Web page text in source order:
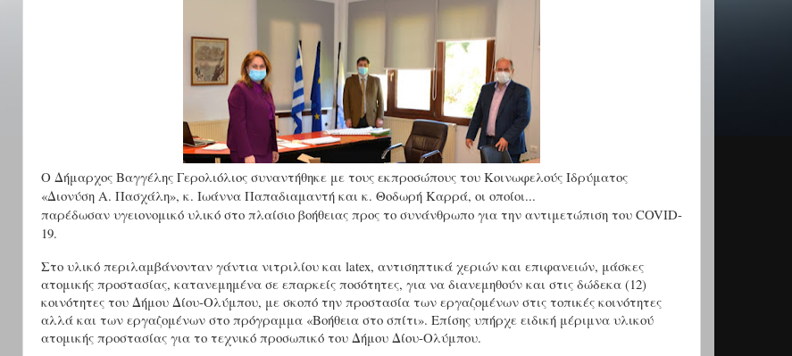
Ο Δήμαρχος Βαγγέλης Γερολιόλιος συναντήθηκε με τους εκπροσώπους του Κοινωφελούς Ιδρύματος
«Διονύση Α. Πασχάλη», κ. Ιωάννα Παπαδιαμαντή και κ. Θοδωρή Καρρά, οι οποίοι...
παρέδωσαν υγειονομικό υλικό στο πλαίσιο βοήθειας προς το συνάνθρωπο για την αντιμετώπιση του COVID-
19.
Στο υλικό περιλαμβάνονταν γάντια νιτριλίου και latex, αντισηπτικά χεριών και επιφανειών, μάσκες
ατομικής προστασίας, κατανεμημένα σε επαρκείς ποσότητες, για να διανεμηθούν και στις δώδεκα (12)
κοινότητες του Δήμου Δίου-Ολύμπου, με σκοπό την προστασία των εργαζομένων στις τοπικές κοινότητες
αλλά και των εργαζομένων στο πρόγραμμα «Βοήθεια στο σπίτι». Επίσης υπήρχε ειδική μέριμνα υλικού
ατομικής προστασίας για το τεχνικό προσωπικό του Δήμου Δίου-Ολύμπου.